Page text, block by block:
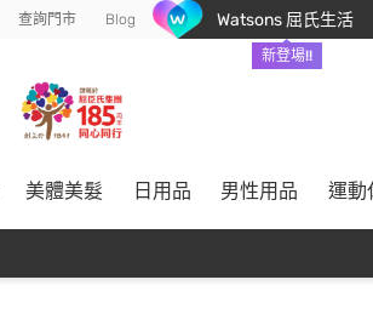
查詢門市 Blog Watsons 屈氏生活
新登場!!
美體美髮 日用品 男性用品 運動